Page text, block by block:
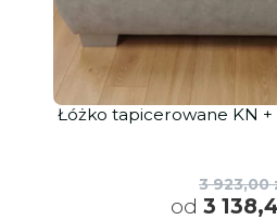
Łóżko tapicerowane KN +
3 923,00
od 3